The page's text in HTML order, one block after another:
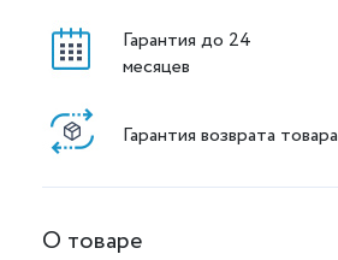
Гарантия до 24
месяцев
Гарантия возврата товара
О товаре